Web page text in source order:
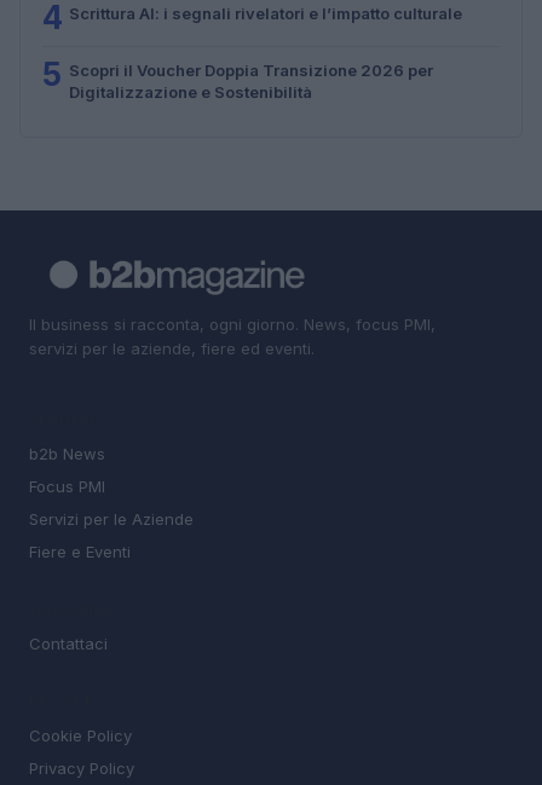
4 Scrittura AI: i segnali rivelatori e l’impatto culturale
5 Scopri il Voucher Doppia Transizione 2026 per
Digitalizzazione e Sostenibilità
Il business si racconta, ogni giorno. News, focus PMI,
servizi per le aziende, fiere ed eventi.
b2b News
Focus PMI
Servizi per le Aziende
Fiere e Eventi
Contattaci
Cookie Policy
Privacy Policy